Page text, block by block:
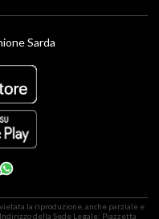
Sarda
la riproduzione, anche parziale e
della Sede Legale: Piazzetta